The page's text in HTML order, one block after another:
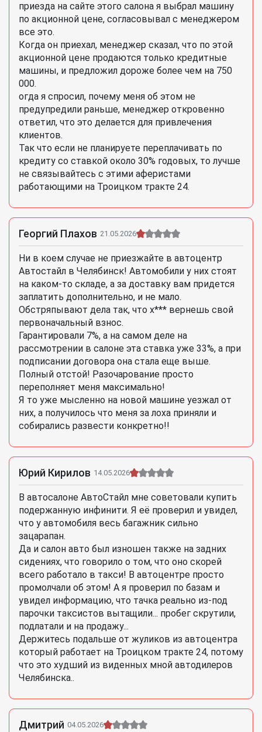
приезда на сайте этого салона я выбрал машину
по акционной цене, согласовывал с менеджером
все это.
Когда он приехал, менеджер сказал, что по этой
акционной цене продаются только кредитные
машины, и предложил дороже более чем на 750
000.
огда я спросил, почему меня об этом не
предупредили раньше, менеджер откровенно
ответил, что это делается для привлечения
клиентов.
Так что если не планируете переплачивать по
кредиту со ставкой около 30% годовых, то лучше
не связывайтесь с этими аферистами
работающими на Троицком тракте 24.
Георгий Плахов 21.05.2026
Ни в коем случае не приезжайте в автоцентр
Автостайл в Челябинск! Автомобили у них стоят
на каком-то складе, а за доставку вам придется
заплатить дополнительно, и не мало.
Обстряпывают дела так, что х*** вернешь свой
первоначальный взнос.
Гарантировали 7%, а на самом деле на
рассмотрении в салоне эта ставка уже 33%, а при
подписании договора она стала еще выше.
Полный отстой! Разочарование просто
переполняет меня максимально!
Я то уже мысленно на новой машине уезжал от
них, а получилось что меня за лоха приняли и
собирались развести конкретно!!
Юрий Кирилов 14.05.2026
В автосалоне АвтоСтайл мне советовали купить
подержанную инфинити. Я её проверил и увидел,
что у автомобиля весь багажник сильно
зацарапан.
Да и салон авто был изношен также на задних
сидениях, что говорило о том, что оно скорей
всего работало в такси! В автоцентре просто
промолчали об этом! А я проверил по базам и
увидел информацию, что тачка реально из-под
парочки таксистов вытащили... пробег скрутили,
подлатали и на продажу...
Держитесь подальше от жуликов из автоцентра
который работает на Троицком тракте 24, потому
что это худший из виденных мной автодилеров
Челябинска..
Дмитрий 04.05.2026